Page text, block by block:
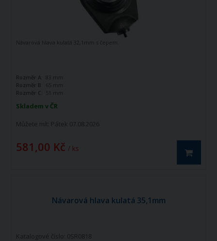
Skladem v ČR
Můžete mít: Pátek 07.08.2026
581,00 Kč / ks
Návarová hlava kulatá 32,1mm s čepem.
Rozměr A:
83 mm
Rozměr B: 65 mm
Rozměr C:
51 mm
Návarová hlava kulatá 35,1mm
Katalogové číslo: 0SR0818